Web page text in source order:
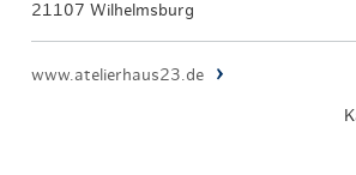
21107 Wilhelmsburg
www.atelierhaus23.de